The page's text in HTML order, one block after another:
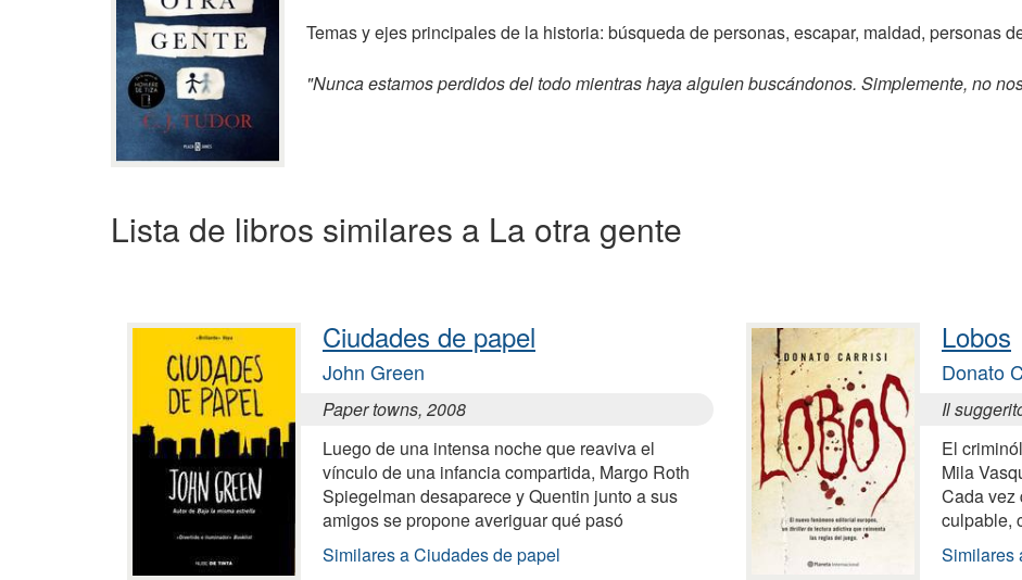
Temas y ejes principales de la historia: búsqueda de personas, escapar, maldad, personas
"Nunca estamos perdidos del todo mientras haya alguien buscándonos. Simplemente, no
Lista de libros similares a La otra gente
Ciudades de papel
John Green
Paper towns, 2008
Luego de una intensa noche que reaviva el
vínculo de una infancia compartida, Margo Roth
Spiegelman desaparece y Quentin junto a sus
amigos se propone averiguar qué pasó
Similares a Ciudades de papel
Lobos
Donato
Il
El
Mila
Cada vez
culpable,
Similares